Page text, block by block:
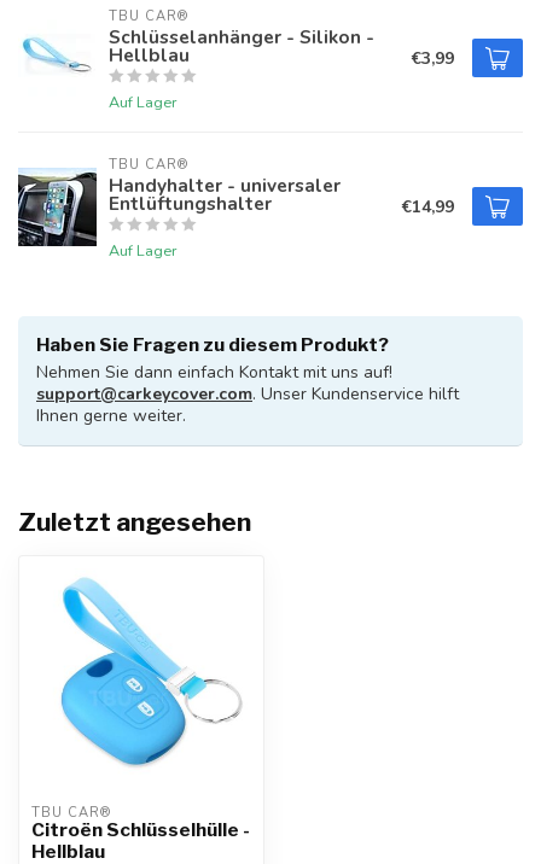
TBU CAR®
Schlüsselanhänger - Silikon -
Hellblau
Auf Lager
€3,99
TBU CAR®
Handyhalter - universaler
Entlüftungshalter
Auf Lager
€14,99
Haben Sie Fragen zu diesem Produkt?
Nehmen Sie dann einfach Kontakt mit uns auf!
support@carkeycover.com. Unser Kundenservice hilft
Ihnen gerne weiter.
Zuletzt angesehen
TBU CAR®
Citroën Schlüsselhülle -
Hellblau